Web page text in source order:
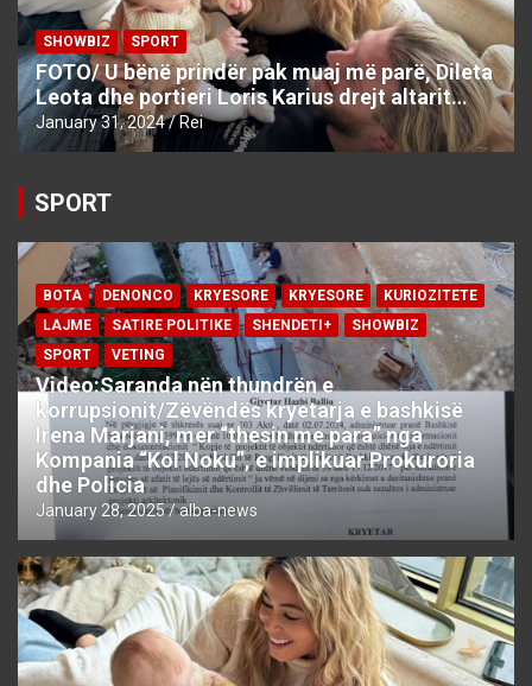
SHOWBIZ SPORT
FOTO/ U bënë prindër pak muaj më parë, Dileta
Leota dhe portieri Loris Karius drejt altarit…
January 31, 2024 Rei
SPORT
BOTA DENONCO KRYESORE KRYESORE
KURIOZITETE
LAJME
SATIRE POLITIKE SHENDETI+
SHOWBIZ
SPORT
VETING
Video:Saranda nën thundrën e
korrupsionit/Zëvëndës kryetarja e bashkisë
Irena Marjani, mer “thesin me para” nga
Kompania “Kol Noku”, e implikuar Prokuroria
dhe Policia
January 28, 2025 alba-news